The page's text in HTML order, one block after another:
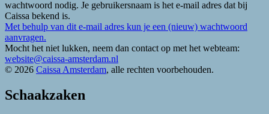
wachtwoord nodig. Je gebruikersnaam is het e-mail adres dat bij
Caissa bekend is.
Met behulp van dit e-mail adres kun je een (nieuw) wachtwoord
aanvragen.
Mocht het niet lukken, neem dan contact op met het webteam:
website@caissa-amsterdam.nl
© 2026 Caissa Amsterdam, alle rechten voorbehouden.
Schaakzaken